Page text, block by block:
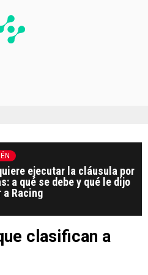
ejecutar la cláusula por
a qué se debe y qué le dijo
a Racing
clasifican a